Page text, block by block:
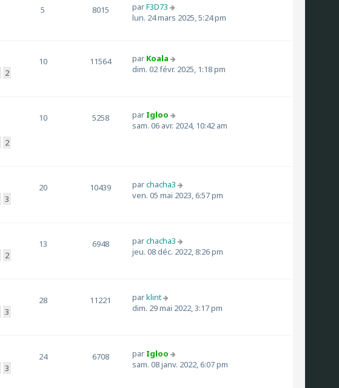
5 8015 parF3D73
lun. 24 mars 2025, 5:24 pm
2
10 11564 par Koala
dim. 02 févr. 2025, 1:18 pm
2
10 5258 par Igloo
sam. 06 avr. 2024, 10:42 am
3
20 10439 parchacha3
ven. 05 mai 2023, 6:57 pm
2
13 6948 parchacha3
jeu. 08 déc. 2022, 8:26 pm
3
28 11221 parklint
dim. 29 mai 2022, 3:17 pm
3
24 6708 par Igloo
sam. 08 janv. 2022, 6:07 pm